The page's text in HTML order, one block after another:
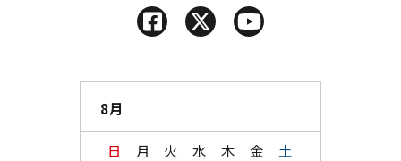
8月
日 月 火 水 木 金 土